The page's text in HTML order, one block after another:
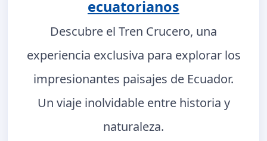
ecuatorianos
Descubre el Tren Crucero, una
experiencia exclusiva para explorar los
impresionantes paisajes de Ecuador.
Un viaje inolvidable entre historia y
naturaleza.